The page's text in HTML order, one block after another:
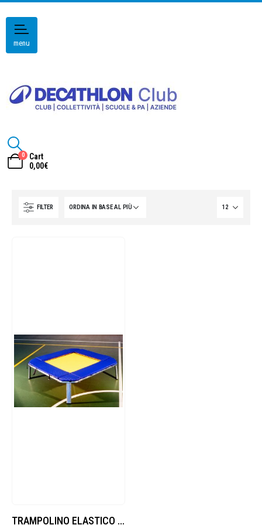
menu
0
Cart
0,00€
FILTER
TRAMPOLINO ELASTICO FISSO COMPLETO DI IMBOTTITURA